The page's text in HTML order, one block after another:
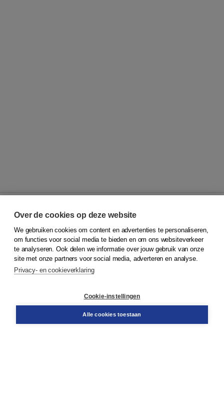
© 2026Koninklijke Boom uitgevers
Klantenservice
Service & informatie
Contact
Over de cookies op deze website
We gebruiken cookies om content en advertenties te personaliseren,
om functies voor social media te bieden en om ons websiteverkeer
te analyseren. Ook delen we informatie over jouw gebruik van onze
site met onze partners voor social media, adverteren en analyse.
Privacy- en cookieverklaring
Cookie-instellingen
Alle cookies toestaan